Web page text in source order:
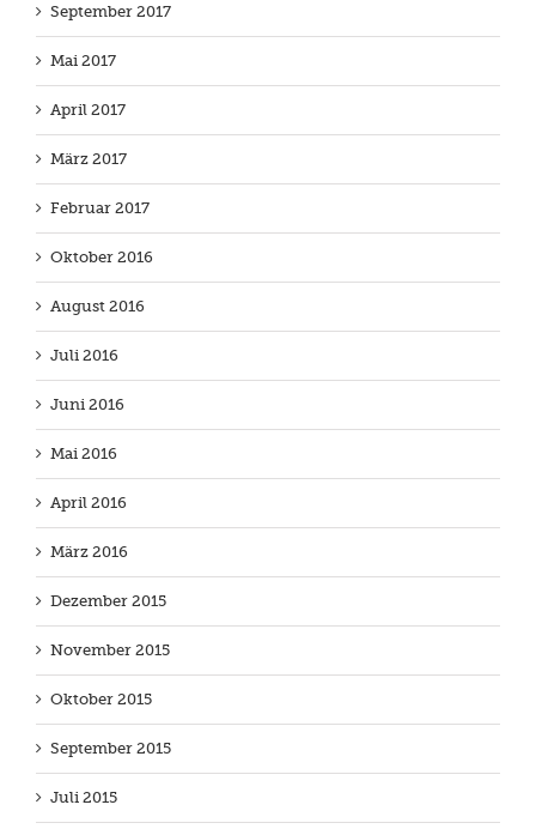
September 2017
Mai 2017
April 2017
März 2017
Februar 2017
Oktober 2016
August 2016
Juli 2016
Juni 2016
Mai 2016
April 2016
März 2016
Dezember 2015
November 2015
Oktober 2015
September 2015
Juli 2015